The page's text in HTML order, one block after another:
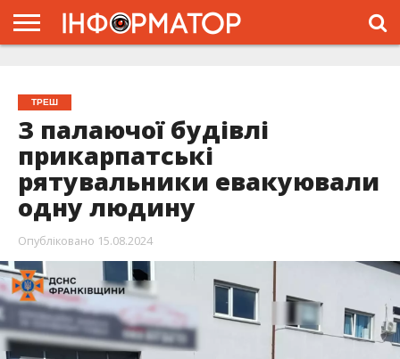
ТРЕШ
З палаючої будівлі
прикарпатські
рятувальники евакуювали
одну людину
Опубліковано 15.08.2024